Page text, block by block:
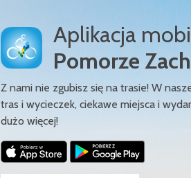
Aplikacja
Pomorze
Z nami nie zgubisz się na trasie! W
tras i wycieczek, ciekawe miejsca i
dużo więcej!